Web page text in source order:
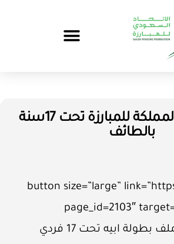
نتائج بطولة المملكة للمبارزة تحت 17سنة
بالطائف
[button size=”large”
page_id=2103″
align=”center”]ملف بطولة ابيه تحت 17 فردي